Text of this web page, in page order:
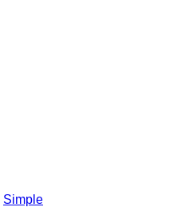
Simple